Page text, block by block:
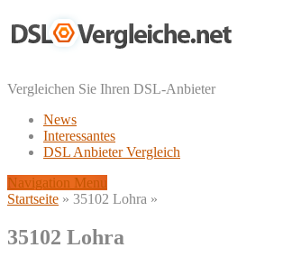
Vergleichen Sie Ihren DSL-Anbieter
News
Interessantes
DSL Anbieter Vergleich
Navigation Menu
Startseite » 35102 Lohra »
35102 Lohra